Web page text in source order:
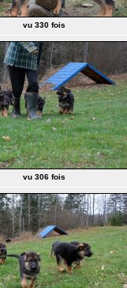
vu 330 fois
vu 306 fois